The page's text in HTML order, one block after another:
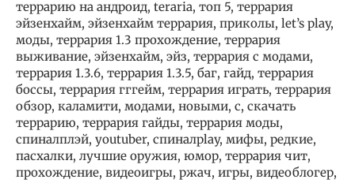
террарию на андроид, teraria, топ 5, террария
эйзенхайм, эйзенхайм террария, приколы, let’s play,
моды, террария 1.3 прохождение, террария
выживание, эйзенхайм, эйз, террария с модами,
террария 1.3.6, террария 1.3.5, баг, гайд, террария
боссы, террария гггейм, террария играть, террария
обзор, каламити, модами, новыми, с, скачать
террарию, террария гайды, террария моды,
спиналплэй, youtuber, спиналplay, мифы, редкие,
пасхалки, лучшие оружия, юмор, террария чит,
прохождение, видеоигры, ржач, игры, видеоблогер,